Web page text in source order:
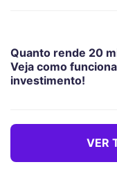
Quanto rende 20
Veja como
investimento!
VER